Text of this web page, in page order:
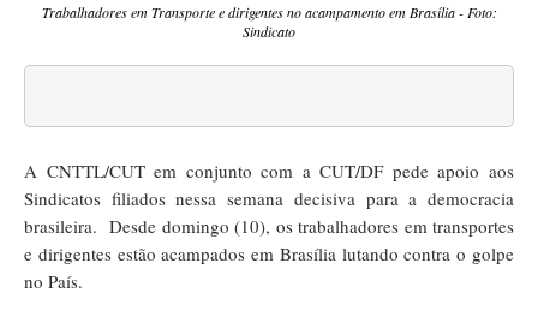
Trabalhadores em Transporte e dirigentes no acampamento em Brasília - Foto:
Sindicato
A CNTTL/CUT em conjunto com a CUT/DF pede apoio aos
Sindicatos filiados nessa semana decisiva para a democracia
brasileira. Desde domingo (10), os trabalhadores em transportes
e dirigentes estão acampados em Brasília lutando contra o golpe
no País.